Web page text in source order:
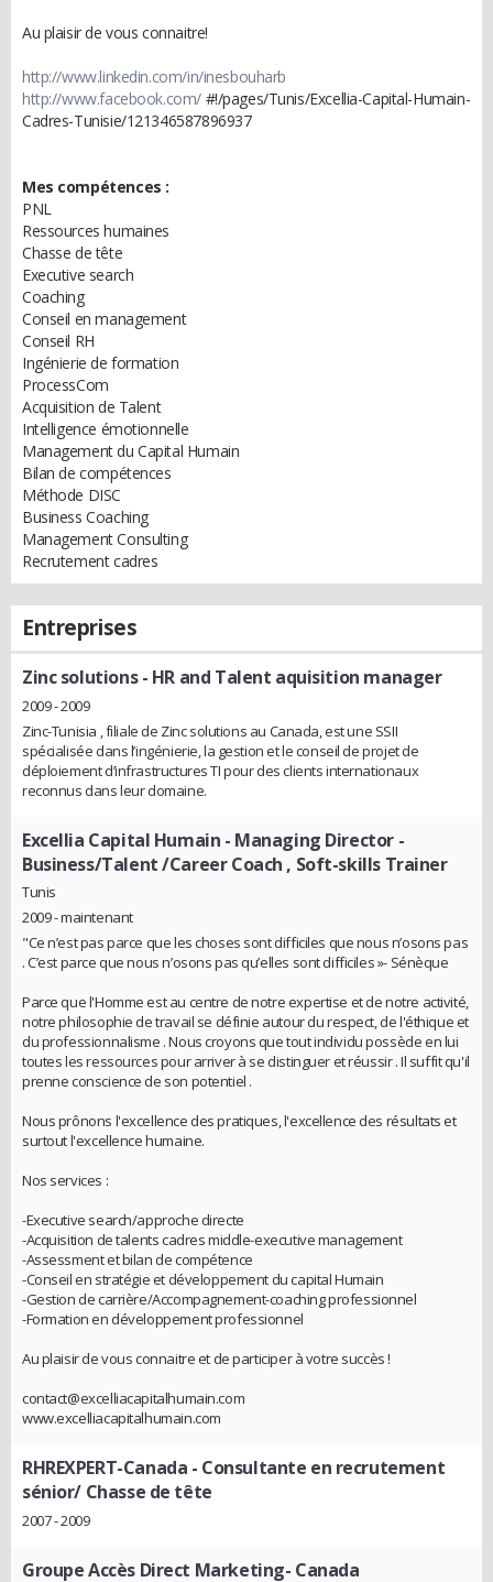
Au plaisir de vous connaitre!
http://www.linkedin.com/in/inesbouharb
http://www.facebook.com/#!/pages/Tunis/Excellia-Capital-Humain-
Cadres-Tunisie/121346587896937
Mes compétences :
PNL
Ressources humaines
Chasse de tête
Executive search
Coaching
Conseil en management
Conseil RH
Ingénierie de formation
ProcessCom
Acquisition de Talent
Intelligence émotionnelle
Management du Capital Humain
Bilan de compétences
Méthode DISC
Business Coaching
Management Consulting
Recrutement cadres
Entreprises
Zinc solutions- HR and Talent aquisition manager
2009 - 2009
Zinc-Tunisia , filiale de Zinc solutions au Canada, est une SSII
spécialisée dans l’ingénierie, la gestion et le conseil de projet de
déploiement d’infrastructures TI pour des clients internationaux
reconnus dans leur domaine.
Excellia Capital Humain - Managing Director -
Business/Talent /Career Coach , Soft-skills Trainer
Tunis
2009 - maintenant
"Ce n’est pas parce que les choses sont difficiles que nous n’osons pas
. C’est parce que nous n’osons pas qu’elles sont difficiles »- Sénèque
Parce que l'Homme est au centre de notre expertise et de notre activité,
notre philosophie de travail se définie autour du respect, de l'éthique et
du professionnalisme . Nous croyons que tout individu possède en lui
toutes les ressources pour arriver à se distinguer et réussir . Il suffit qu'il
prenne conscience de son potentiel .
Nous prônons l'excellence des pratiques, l'excellence des résultats et
surtout l'excellence humaine.
Nos services :
-Executive search/approche directe
-Acquisition de talents cadres middle-executive management
-Assessment et bilan de compétence
-Conseil en stratégie et développement du capital Humain
-Gestion de carrière/Accompagnement-coaching professionnel
-Formation en développement professionnel
Au plaisir de vous connaitre et de participer à votre succès !
contact@excelliacapitalhumain.com
www.excelliacapitalhumain.com
RHREXPERT-Canada - Consultante en recrutement
sénior/ Chasse de tête
2007 - 2009
Groupe Accès Direct Marketing- Canada